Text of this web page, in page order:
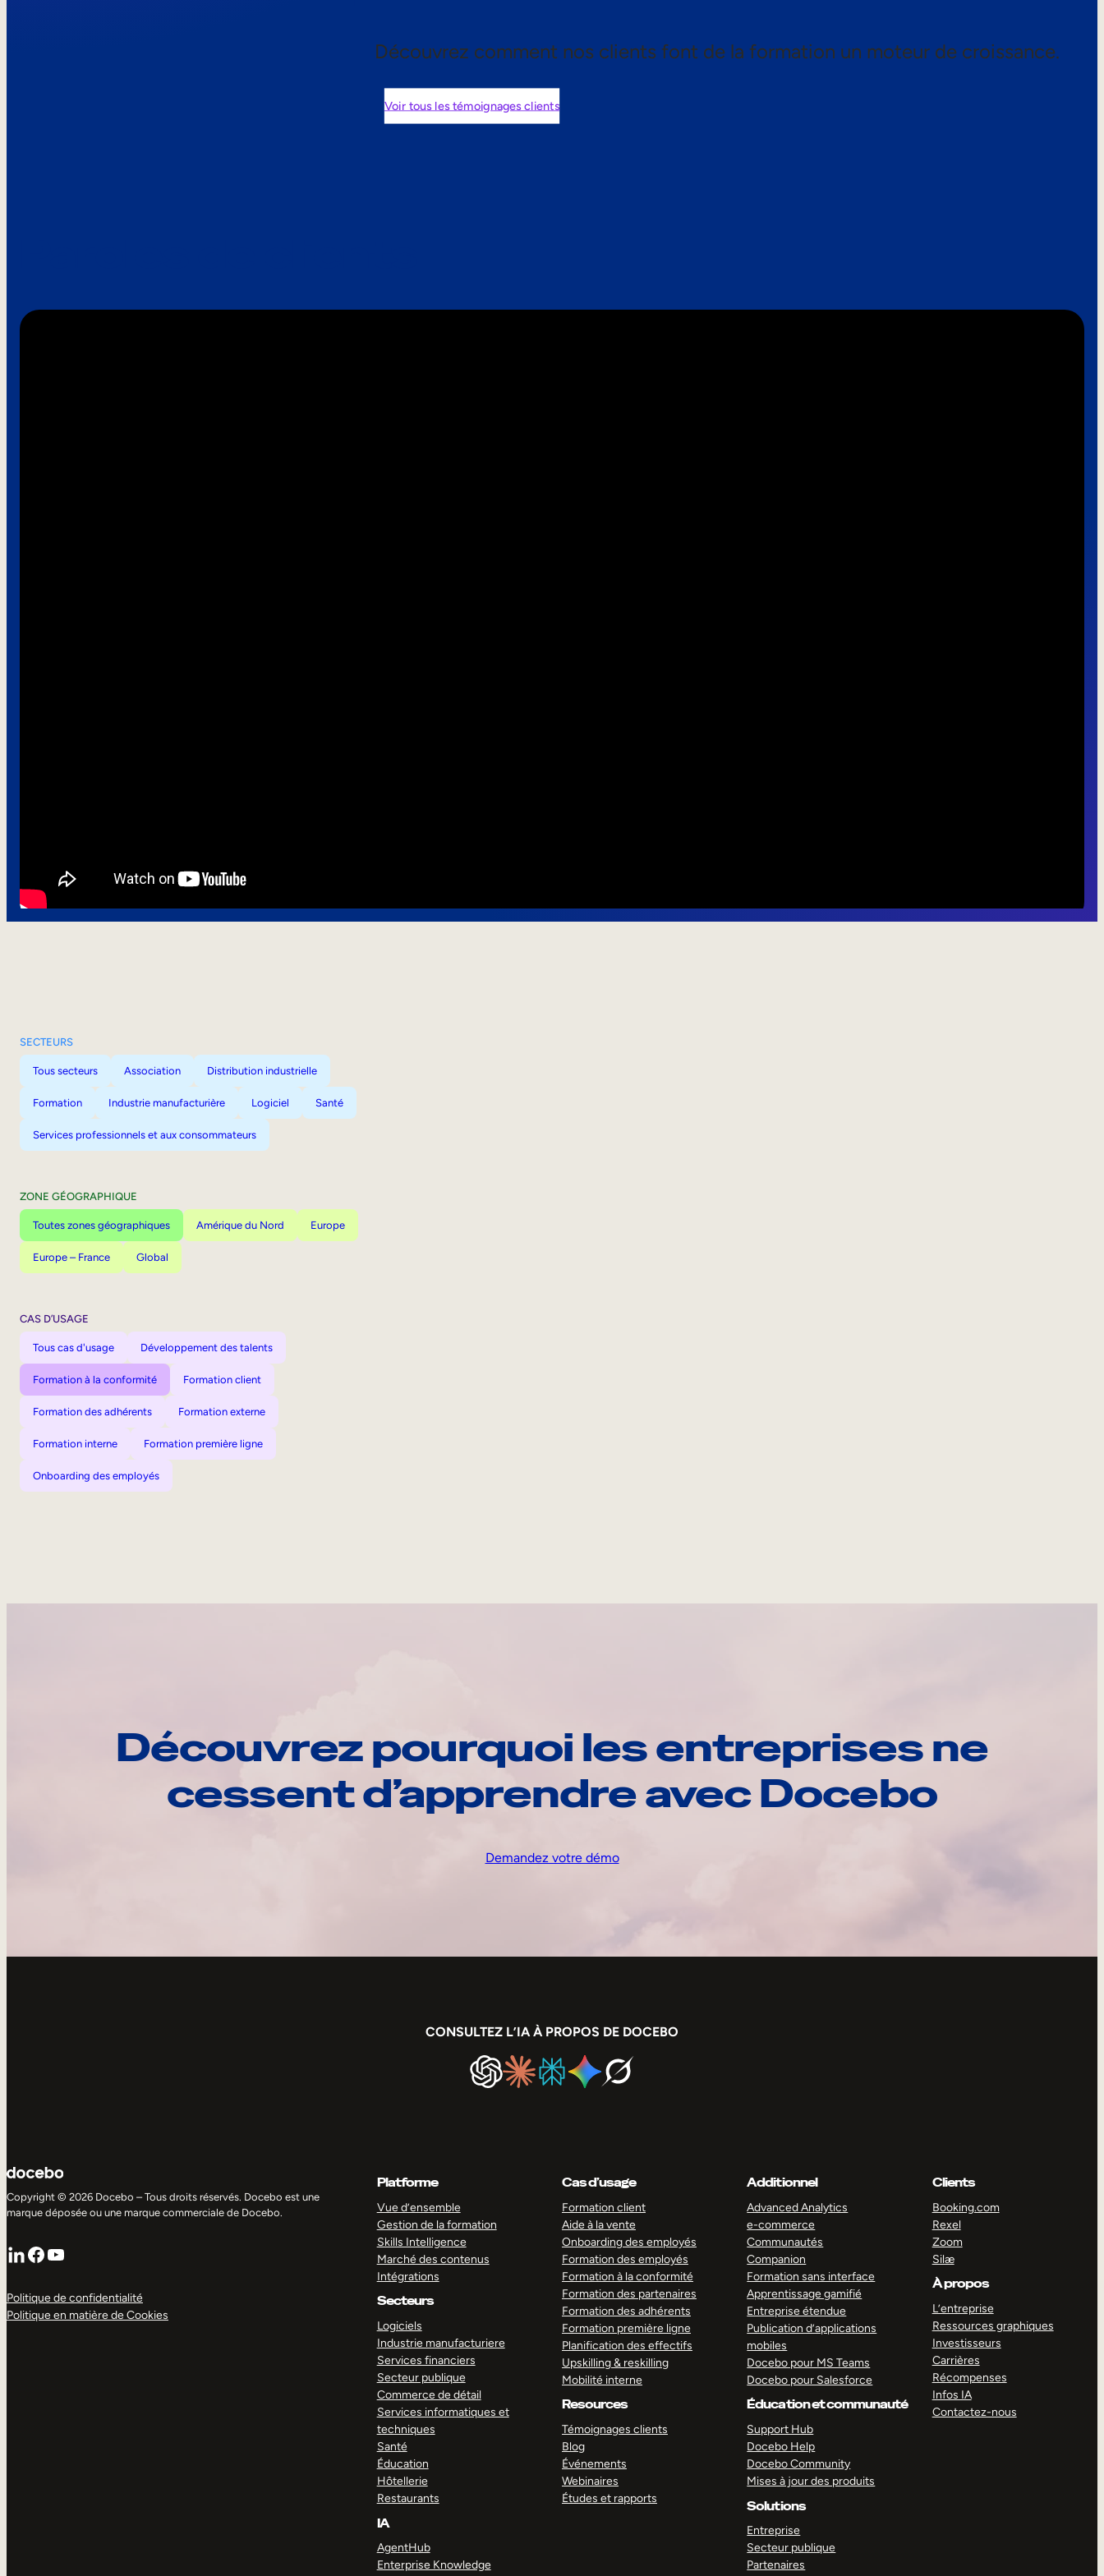
Découvrez comment nos clients font de la formation un moteur de croissance.
Voir tous les témoignages clients
SECTEURS
Tous secteurs Association Distribution industrielle
Formation Industrie manufacturière Logiciel Santé
Services professionnels et aux consommateurs
ZONE GÉOGRAPHIQUE
Toutes zones géographiques Amérique du Nord Europe
Europe – France Global
CAS D’USAGE
Tous cas d'usage Développement des talents
Formation à la conformité Formation client
Formation des adhérents Formation externe
Formation interne Formation première ligne
Onboarding des employés
Découvrez pourquoi les entreprises ne
cessent d’apprendre avec Docebo
Demandez votre démo
CONSULTEZ L’IA À PROPOS DE DOCEBO
Copyright © 2026 Docebo – Tous droits réservés. Docebo est une
marque déposée ou une marque commerciale de Docebo.
LinkedIn
Facebook
YouTube
Politique de confidentialité
Politique en matière de Cookies
Platforme
Vue d’ensemble
Gestion de la formation
Skills Intelligence
Marché des contenus
Intégrations
Secteurs
Logiciels
Industrie manufacturiere
Services financiers
Secteur publique
Commerce de détail
Services informatiques et
techniques
Santé
Éducation
Hôtellerie
Restaurants
IA
AgentHub
Enterprise Knowledge
Cas d’usage
Formation client
Aide à la vente
Onboarding des employés
Formation des employés
Formation à la conformité
Formation des partenaires
Formation des adhérents
Formation première ligne
Planification des effectifs
Upskilling & reskilling
Mobilité interne
Resources
Témoignages clients
Blog
Événements
Webinaires
Études et rapports
Additionnel
Advanced Analytics
e-commerce
Communautés
Companion
Formation sans interface
Apprentissage gamifié
Entreprise étendue
Publication d’applications
mobiles
Docebo pour MS Teams
Docebo pour Salesforce
Éducation et communauté
Support Hub
Docebo Help
Docebo Community
Mises à jour des produits
Solutions
Entreprise
Secteur publique
Partenaires
Clients
Booking.com
Rexel
Zoom
Silæ
À propos
L’entreprise
Ressources graphiques
Investisseurs
Carrières
Récompenses
Infos IA
Contactez-nous